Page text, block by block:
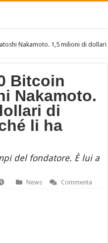
Nakamoto. 1,5 milioni di dollari
Bitcoin
Nakamoto.
di
li ha
del fondatore. È lui a
News Commenta